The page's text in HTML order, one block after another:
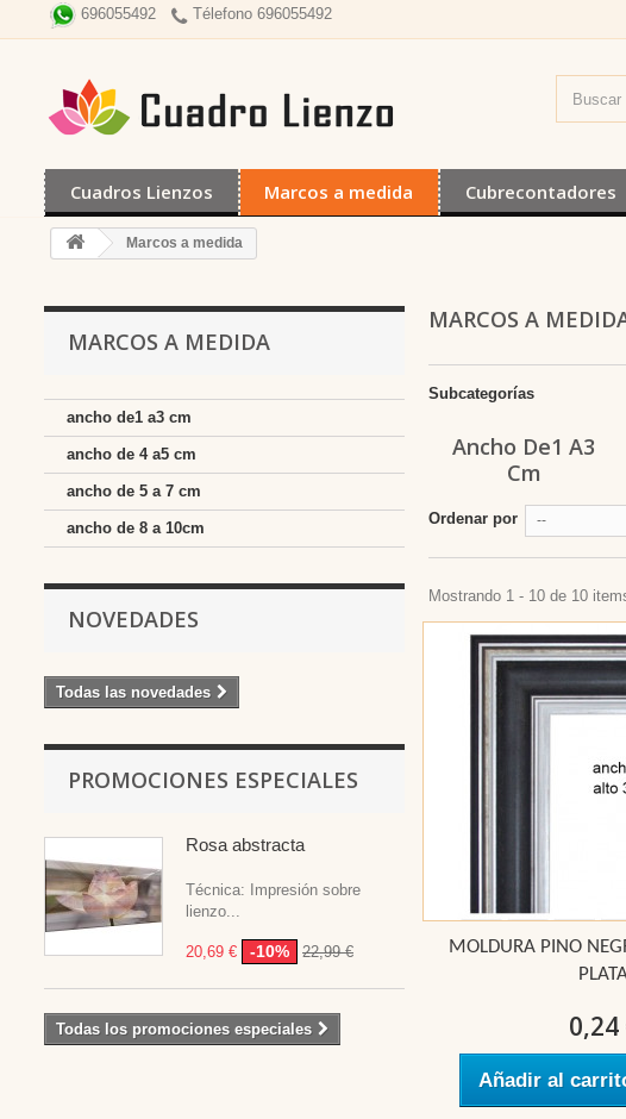
696055492 Télefono 696055492
Cuadros Lienzos Marcos a medida Cubrecontadores
Marcos a medida
MARCOS A MEDIDA
ancho de1 a3 cm
ancho de 4 a5 cm
ancho de 5 a 7 cm
ancho de 8 a 10cm
NOVEDADES
Todas las novedades
PROMOCIONES ESPECIALES
Rosa abstracta
Técnica: Impresión sobre
lienzo...
20,69 € -10% 22,99 €
Todas los promociones especiales
MARCOS A
Subcategorías
Ancho De1 A3
Cm
Ordenar por --
Mostrando 1 - 10 de 10
MOLDURA PINO
0,24
Añadir al